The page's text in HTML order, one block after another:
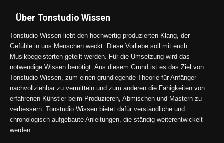
Über Tonstudio Wissen
Tonstudio Wissen liebt den hochwertig produzierten Klang, der
Gefühle in uns Menschen weckt. Diese Vorliebe soll mit euch
Musikbegeisterten geteilt werden. Für die Umsetzung wird das
notwendige Wissen benötigt. Aus diesem Grund ist es das Ziel von
Tonstudio Wissen, zum einen grundlegende Theorie für Anfänger
nachvollziehbar zu vermitteln und zum anderen die Fähigkeiten von
erfahrenen Künstler beim Produzieren, Abmischen und Mastern zu
verbessern. Tonstudio Wissen bietet dafür verständliche und
chronologisch aufgebaute Anleitungen, die ständig weiterentwickelt
werden.